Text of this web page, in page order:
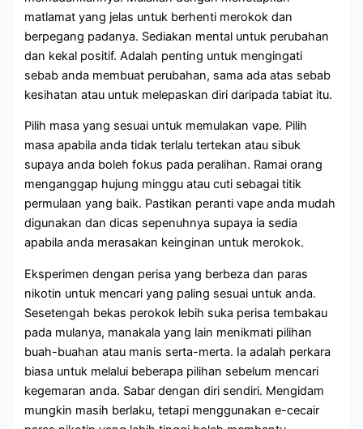
matlamat yang jelas untuk berhenti merokok dan
berpegang padanya. Sediakan mental untuk perubahan
dan kekal positif. Adalah penting untuk mengingati
sebab anda membuat perubahan, sama ada atas sebab
kesihatan atau untuk melepaskan diri daripada tabiat itu.
Pilih masa yang sesuai untuk memulakan vape. Pilih
masa apabila anda tidak terlalu tertekan atau sibuk
supaya anda boleh fokus pada peralihan. Ramai orang
menganggap hujung minggu atau cuti sebagai titik
permulaan yang baik. Pastikan peranti vape anda mudah
digunakan dan dicas sepenuhnya supaya ia sedia
apabila anda merasakan keinginan untuk merokok.
Eksperimen dengan perisa yang berbeza dan paras
nikotin untuk mencari yang paling sesuai untuk anda.
Sesetengah bekas perokok lebih suka perisa tembakau
pada mulanya, manakala yang lain menikmati pilihan
buah-buahan atau manis serta-merta. Ia adalah perkara
biasa untuk melalui beberapa pilihan sebelum mencari
kegemaran anda. Sabar dengan diri sendiri. Mengidam
mungkin masih berlaku, tetapi menggunakan e-cecair